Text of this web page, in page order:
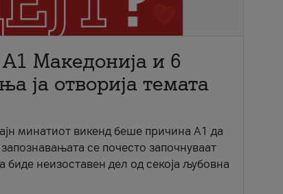
Македонија и 6
ја отворија темата
минатиот викенд беше причина А1 да
се почесто започнуваат
биде неизоставен дел од секоја љубовна